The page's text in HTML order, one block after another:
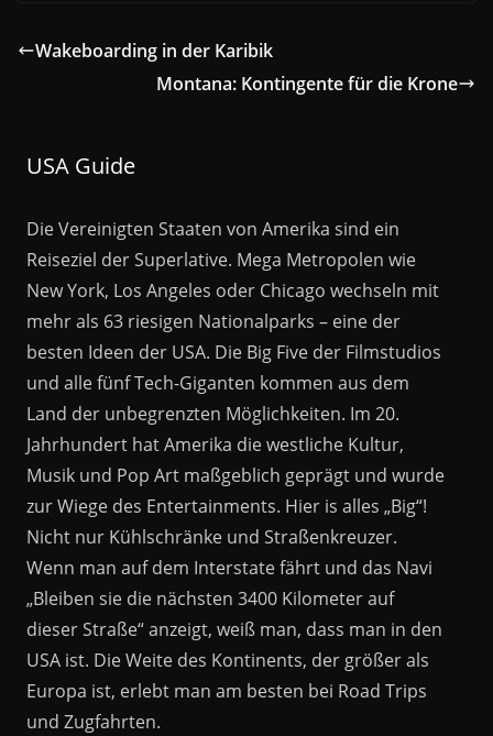
Wakeboarding in der Karibik
Montana: Kontingente für die Krone
USA Guide
Die Vereinigten Staaten von Amerika sind ein
Reiseziel der Superlative. Mega Metropolen wie
New York, Los Angeles oder Chicago wechseln mit
mehr als 63 riesigen Nationalparks – eine der
besten Ideen der USA. Die Big Five der Filmstudios
und alle fünf Tech-Giganten kommen aus dem
Land der unbegrenzten Möglichkeiten. Im 20.
Jahrhundert hat Amerika die westliche Kultur,
Musik und Pop Art maßgeblich geprägt und wurde
zur Wiege des Entertainments. Hier is alles „Big“!
Nicht nur Kühlschränke und Straßenkreuzer.
Wenn man auf dem Interstate fährt und das Navi
„Bleiben sie die nächsten 3400 Kilometer auf
dieser Straße“ anzeigt, weiß man, dass man in den
USA ist. Die Weite des Kontinents, der größer als
Europa ist, erlebt man am besten bei Road Trips
und Zugfahrten.